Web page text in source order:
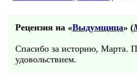
Рецензия на «Выдумщица» (
Спасибо за историю, Марта.
удовольствием.